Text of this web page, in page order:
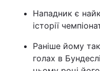
Нападник є
історії
Раніше йому
голах в